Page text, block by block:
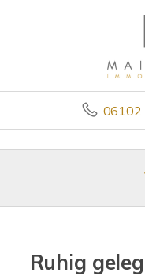
06102
Ruhig